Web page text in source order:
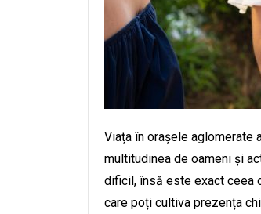
Viața în orașele aglomerate
multitudinea de oameni și
dificil, însă este exact ceea
care poți cultiva prezența